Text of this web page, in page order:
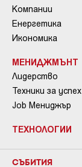
Компании
Енергетика
Икономика
МЕНИДЖМЪНТ
Лидерство
Техники за успех
Job Мениджър
ТЕХНОЛОГИИ
СЪБИТИЯ